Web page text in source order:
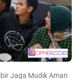
Jaga Mudik Aman